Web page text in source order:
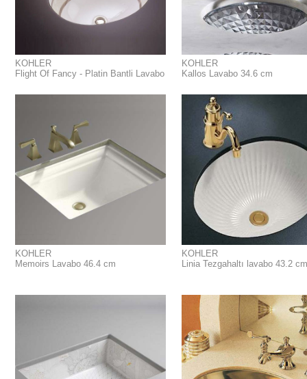
KOHLER
Flight Of Fancy - Platin Bantli Lavabo
KOHLER
Kallos Lavabo 34.6 cm
KOHLER
Memoirs Lavabo 46.4 cm
KOHLER
Linia Tezgahaltı lavabo 43.2 cm